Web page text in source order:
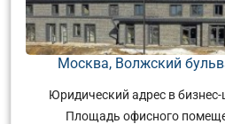
Москва, Волжский
Юридический адрес в
Площадь офисного